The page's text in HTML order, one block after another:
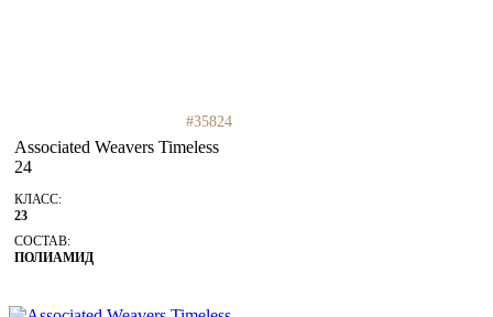
#35824
Associated Weavers Timeless
24
КЛАСС:
23
СОСТАВ:
ПОЛИАМИД